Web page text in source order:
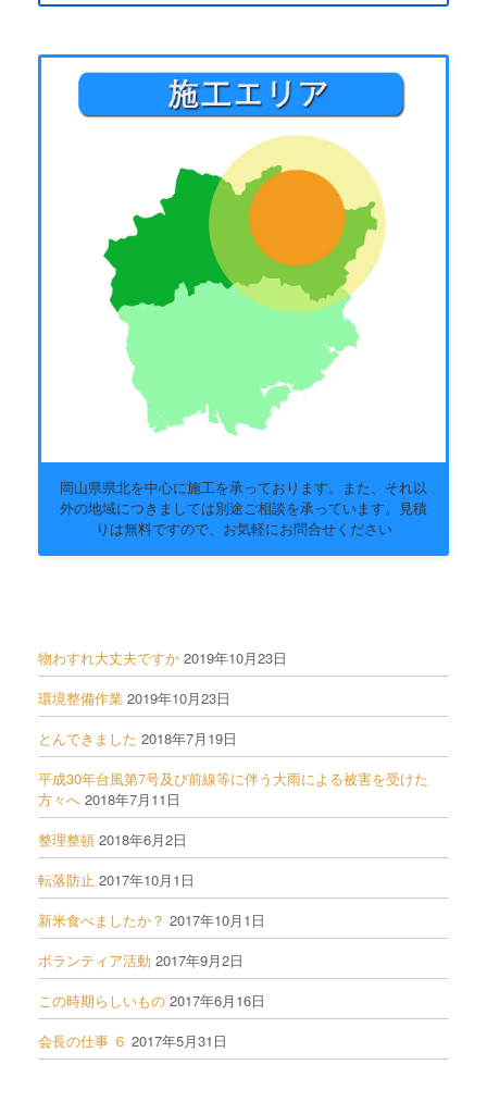
岡山県県北を中心に施工を承っております。また、それ以
外の地域につきましては別途ご相談を承っています。見積
りは無料ですので、お気軽にお問合せください
物わすれ大丈夫ですか 2019年10月23日
環境整備作業 2019年10月23日
とんできました 2018年7月19日
平成30年台風第7号及び前線等に伴う大雨による被害を受けた
方々へ 2018年7月11日
整理整頓 2018年6月2日
転落防止 2017年10月1日
新米食べましたか？ 2017年10月1日
ボランティア活動 2017年9月2日
この時期らしいもの 2017年6月16日
会長の仕事 ６ 2017年5月31日